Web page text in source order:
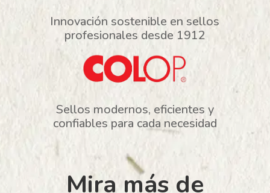
Innovación sostenible en sellos
profesionales desde 1912
Sellos modernos, eficientes y
confiables para cada necesidad
Mira más de